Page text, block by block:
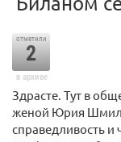
отметили
2
в архиве
Здрасте. Тут в
женой Юрия
справедливость и